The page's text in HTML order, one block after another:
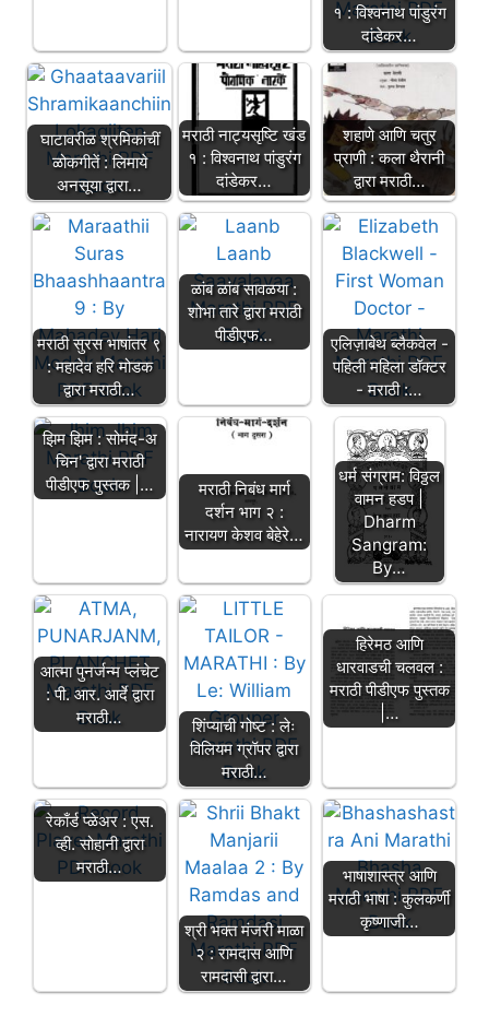
१ : विश्वनाथ पांडुरंग
दांडेकर…
घाटावरीळ श्रमिकांचीं
ळोकगीतें : लिमाये
अनसूया द्वारा…
मराठी नाट्यसृष्टि खंड
१ : विश्वनाथ पांडुरंग
दांडेकर…
शहाणे आणि चतुर
प्राणी : कला थैरानी
द्वारा मराठी…
मराठी सुरस भाषांतर ९
: महादेव हरि मोडक
द्वारा मराठी…
ळांब ळांब सावळया :
शोभा तारे द्वारा मराठी
पीडीएफ…
एलिज़ाबेथ ब्लैकवेल -
पहिली महिला डॉक्टर
- मराठी :…
झिम झिम : सोमंद-अ
चिन' द्वारा मराठी
पीडीएफ पुस्तक |…
मराठी निबंध मार्ग
दर्शन भाग २ :
नारायण केशव बेहेरे…
धर्म संग्राम: विठ्ठल
वामन हडप |
Dharm
Sangram:
By…
आत्मा पुनर्जन्म प्लंचेट
: पी. आर. आर्दे द्वारा
मराठी…
शिंप्याची गोष्ट : लेः
विलियम ग्रॉपर द्वारा
मराठी…
हिरेमठ आणि
धारवाडची चलवल :
मराठी पीडीएफ पुस्तक
|…
रेकाँर्ड प्ळेअर : एस.
व्ही. सोहानी द्वारा
मराठी…
श्री भक्त मंजरी माळा
२ : रामदास आणि
रामदासी द्वारा…
भाषाशास्त्र आणि
मराठी भाषा : कुलकर्णी
कृष्णाजी…